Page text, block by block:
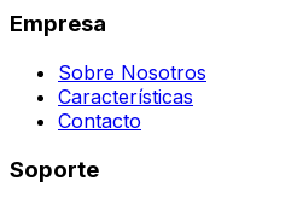
Empresa
Sobre Nosotros
Características
Contacto
Soporte